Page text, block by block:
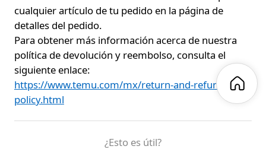
cualquier artículo de tu pedido en la página de
detalles del pedido.
Para obtener más información acerca de nuestra
política de devolución y reembolso, consulta el
siguiente enlace:
https://www.temu.com/mx/return-and-refund-
policy.html
¿Esto es útil?